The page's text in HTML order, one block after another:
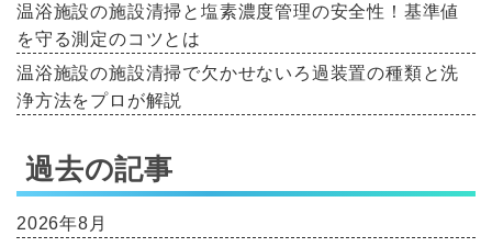
温浴施設の施設清掃と塩素濃度管理の安全性！基準値
を守る測定のコツとは
温浴施設の施設清掃で欠かせないろ過装置の種類と洗
浄方法をプロが解説
過去の記事
2026年8月